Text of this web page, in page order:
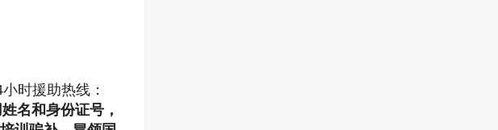
时援助热线：
名和身份证号，